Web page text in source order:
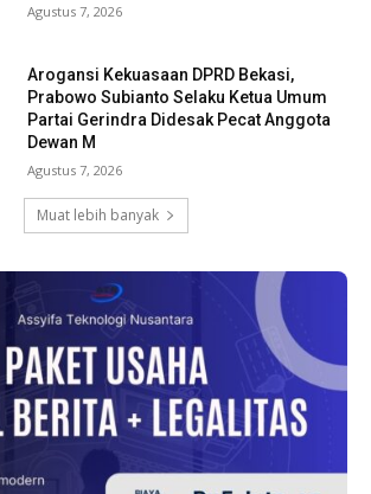
Agustus 7, 2026
Arogansi Kekuasaan DPRD Bekasi,
Prabowo Subianto Selaku Ketua Umum
Partai Gerindra Didesak Pecat Anggota
Dewan M
Agustus 7, 2026
Muat lebih banyak